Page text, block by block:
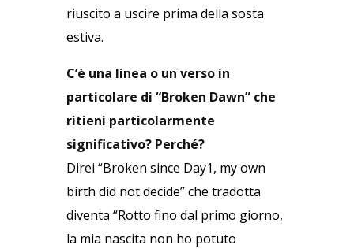
riuscito a uscire prima della sosta
estiva.
C’è una linea o un verso in
particolare di “Broken Dawn” che
ritieni particolarmente
significativo? Perché?
Direi “Broken since Day1, my own
birth did not decide” che tradotta
diventa “Rotto fino dal primo giorno,
la mia nascita non ho potuto